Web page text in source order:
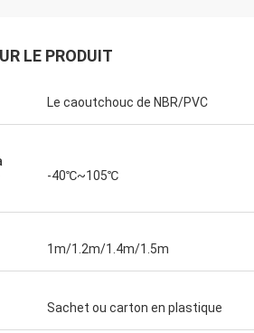
Deanda
nous
LE PRODUIT
Le caoutchouc de NBR/PVC
-40℃~105℃
1m/1.2m/1.4m/1.5m
Sachet ou carton en plastique